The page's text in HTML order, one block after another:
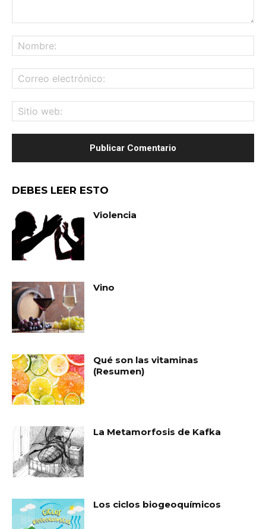
DEBES LEER ESTO
Violencia
Vino
Qué son las vitaminas
(Resumen)
La Metamorfosis de Kafka
Los ciclos biogeoquímicos